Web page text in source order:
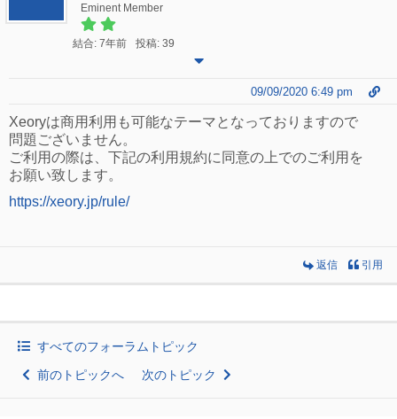
Eminent Member
結合: 7年前 投稿: 39
09/09/2020 6:49 pm
Xeoryは商用利用も可能なテーマとなっておりますので
問題ございません。
ご利用の際は、下記の利用規約に同意の上でのご利用を
お願い致します。
https://xeory.jp/rule/
返信 引用
すべてのフォーラムトピック
前のトピックへ
次のトピック